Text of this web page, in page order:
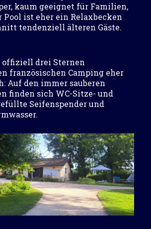
kaum geeignet für Familien,
Pool ist eher ein Relaxbecken
tendenziell älteren Gäste.
drei Sternen
französischen Camping eher
Auf den immer sauberen
finden sich WC-Sitze- und
Seifenspender und